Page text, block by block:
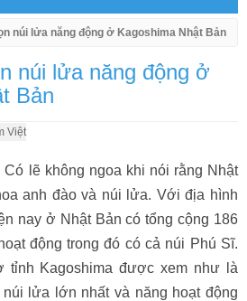
núi lửa năng động ở Kagoshima Nhật Bản
núi lửa năng động ở
Bản
Việt
Có lẽ không ngoa khi nói rằng Nhật
anh đào và núi lửa. Với địa hình
nay ở Nhật Bản có tổng cộng 186
động trong đó có cả núi Phú Sĩ.
tỉnh Kagoshima được xem như là
lửa lớn nhất và năng hoạt động